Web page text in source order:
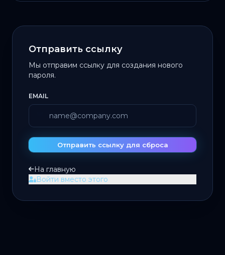
Отправить ссылку
Мы отправим ссылку для создания нового
пароля.
EMAIL
Отправить ссылку для сброса
На главную
Войти вместо этого